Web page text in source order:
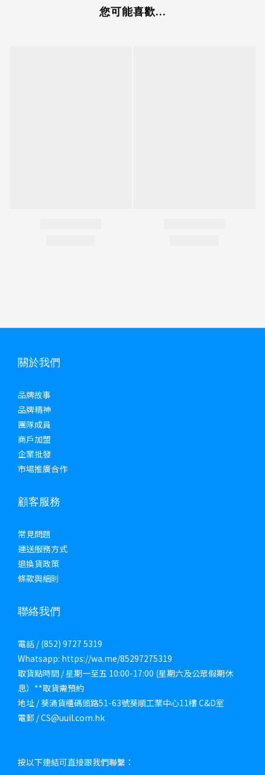
您可能喜歡...
關於我們
品牌故事
品牌精神
團隊成員
商戶加盟
企業批發
市場推廣合作
顧客服務
常見問題
運送服務方式
退換貨政策
條款與細則
聯絡我們
電話 / (852) 9727 5319
Whatsapp: https://wa.me/85297275319
取貨點時間 / 星期一至五 10:00-17:00 (星期六及公眾假期休
息）**取貨需預約
地址 / 葵涌貨櫃碼頭路51-63號葵順工業中心11樓 C&D室
電郵 / CS@uuil.com.hk
按以下連結可直接跟我們聯繫：